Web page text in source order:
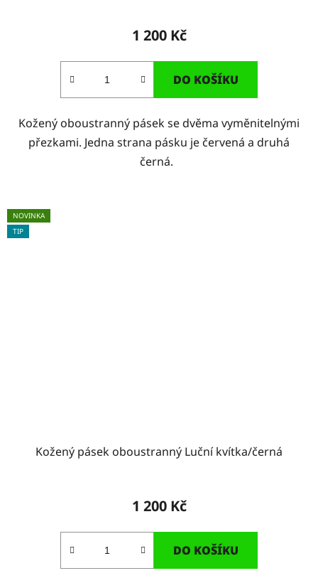
1 200 Kč
DO KOŠÍKU
Kožený oboustranný pásek se dvěma vyměnitelnými
přezkami. Jedna strana pásku je červená a druhá
černá.
NOVINKA
TIP
Kožený pásek oboustranný Luční kvítka/černá
1 200 Kč
DO KOŠÍKU